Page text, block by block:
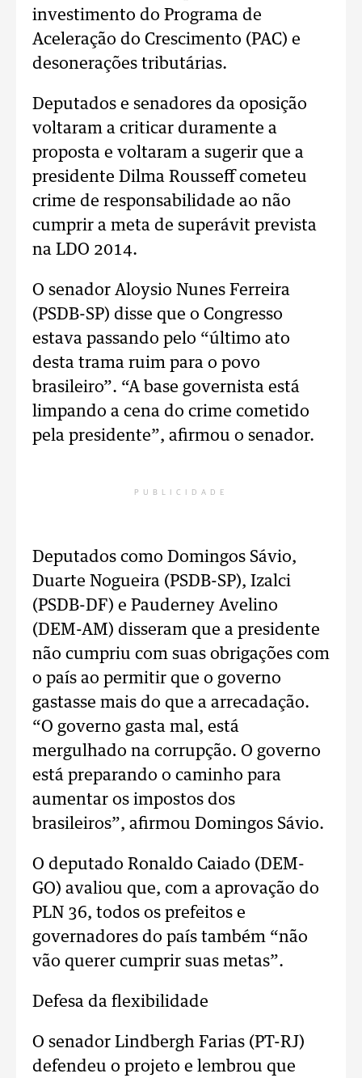
investimento do Programa de
Aceleração do Crescimento (PAC) e
desonerações tributárias.
Deputados e senadores da oposição
voltaram a criticar duramente a
proposta e voltaram a sugerir que a
presidente Dilma Rousseff cometeu
crime de responsabilidade ao não
cumprir a meta de superávit prevista
na LDO 2014.
O senador Aloysio Nunes Ferreira
(PSDB-SP) disse que o Congresso
estava passando pelo “último ato
desta trama ruim para o povo
brasileiro”. “A base governista está
limpando a cena do crime cometido
pela presidente”, afirmou o senador.
PUBLICIDADE
Deputados como Domingos Sávio,
Duarte Nogueira (PSDB-SP), Izalci
(PSDB-DF) e Pauderney Avelino
(DEM-AM) disseram que a presidente
não cumpriu com suas obrigações com
o país ao permitir que o governo
gastasse mais do que a arrecadação.
“O governo gasta mal, está
mergulhado na corrupção. O governo
está preparando o caminho para
aumentar os impostos dos
brasileiros”, afirmou Domingos Sávio.
O deputado Ronaldo Caiado (DEM-
GO) avaliou que, com a aprovação do
PLN 36, todos os prefeitos e
governadores do país também “não
vão querer cumprir suas metas”.
Defesa da flexibilidade
O senador Lindbergh Farias (PT-RJ)
defendeu o projeto e lembrou que